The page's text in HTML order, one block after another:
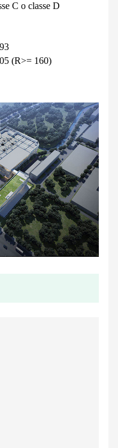
C o classe D
(R>= 160)